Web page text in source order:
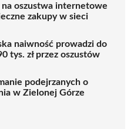
na oszustwa internetowe
zakupy w sieci
naiwność prowadzi do
tys. zł przez oszustów
podejrzanych o
w Zielonej Górze